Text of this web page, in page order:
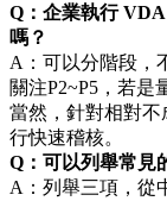
Q：企業執行
嗎？
A：可以分階段，
關注P2~P5，若是
當然，針對相對不
行快速稽核。
Q：可以列舉常見
A：列舉三項，從